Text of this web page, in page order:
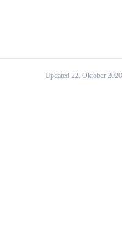
Updated 22. Oktober 2020